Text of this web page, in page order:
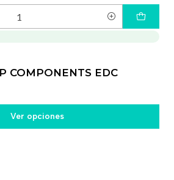
COMPONENTS EDC
Ver opciones